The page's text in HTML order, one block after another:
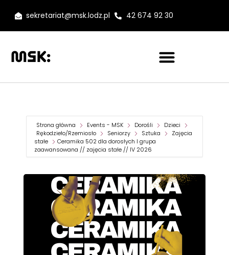
sekretariat@msk.lodz.pl 42 674 92 30
Strona główna Events - MSK Dorośli
Dzieci
Rękodzieło/Rzemiosło
Seniorzy Sztuka
Zajęcia
stałe
Ceramika 502 dla dorosłych I grupa
zaawansowana // zajęcia stałe // IV 2026